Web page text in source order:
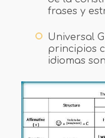
frases y
Universal
principios
idiomas